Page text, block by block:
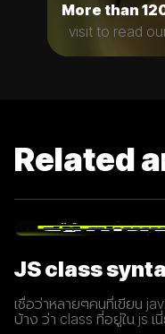
More than
visit to read
Related
JS class
เชื่อว่าหลายๆคนที่เขียน
บ้าง ว่า class ที่อยู่ใน js